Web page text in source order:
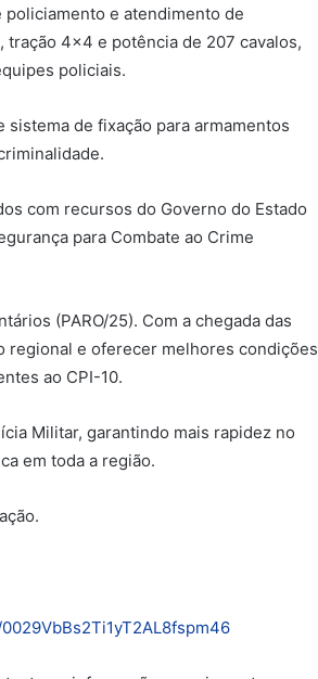
policiamento e atendimento de
4×4 e potência de 207 cavalos,
policiais.
de fixação para armamentos
com recursos do Governo do Estado
para Combate ao Crime
(PARO/25). Com a chegada das
regional e oferecer melhores condições
ao CPI-10.
Militar, garantindo mais rapidez no
em toda a região.